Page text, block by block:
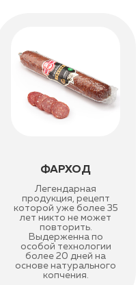
ФАРХОД
Легендарная
продукция, рецепт
которой уже более 35
лет никто не может
повторить.
Выдерженна по
особой технологии
более 20 дней на
основе натурального
копчения.